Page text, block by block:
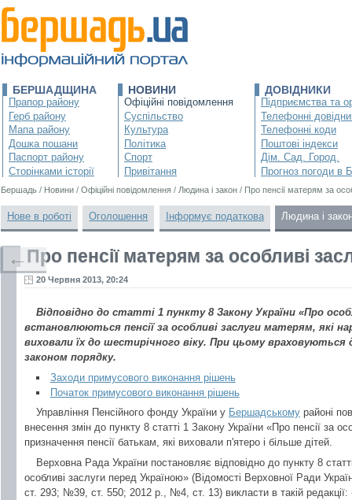
БЕРШАДЩИНА
Прапор району
Герб району
Мапа району
Дошка пошани
Паспорт району
Сторінками історії
НОВИНИ
Офіційні повідомлення
Суспільство
Культура
Політика
Спорт
Привітання
ДОВІДНИКИ
Підприємства та
Телефонні
Телефонні коди
Поштові індекси
Дім. Сад. Город.
Прогноз погоди в
Бершадь / Новини / Офіційні повідомлення / Людина і закон / Про пенсії матерям за
Нове в роботі Оголошення Інформує податкова Людина і
Про пенсії матерям за особливі
20 Червня 2013, 20:24
Відповідно до статті 1 пункту 8 Закону України «Про
встановлюються пенсії за особливі заслуги матерям, які
виховали їх до шестирічного віку. При цьому враховуються
законом порядку.
Заходи примусового виконання рішень
Початок примусового виконання рішень
Управління Пенсійного фонду України у Бершадському районі
внесення змін до пункту 8 статті 1 Закону України «Про пенсії за
призначення пенсії батькам, які виховали п'ятеро і більше дітей.
Верховна Рада України постановляє відповідно до пункту 8
особливі заслуги перед Україною» (Відомості Верховної Ради
ст. 293; №39, ст. 550; 2012 р., №4, ст. 13) викласти в такій редакції:
←